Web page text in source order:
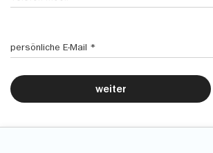
persönliche E-Mail
weiter